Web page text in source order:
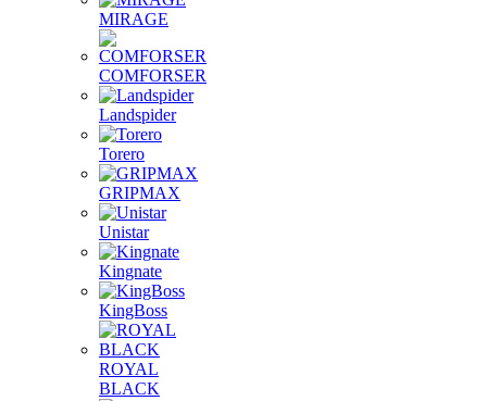
MIRAGE
COMFORSER
Landspider
Torero
GRIPMAX
Unistar
Kingnate
KingBoss
ROYAL
BLACK